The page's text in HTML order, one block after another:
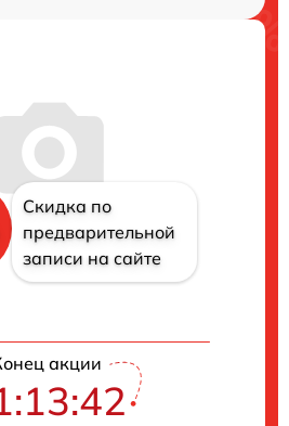
Скидка по
предварительной
записи на сайте
акции